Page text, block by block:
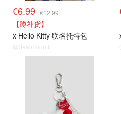
€6.99 €12.99
【蹲补货】
x Hello Kitty 联名托特包
@dealmoon.fr